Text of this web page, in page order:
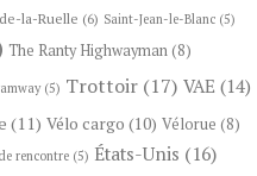
la-Ruelle (6) Saint-Jean-le-Blanc (5)
The Ranty Highwayman(8)
(5) Trottoir (17) VAE (14)
(11) Vélo cargo (10) Vélorue (8)
rencontre (5) États-Unis (16)